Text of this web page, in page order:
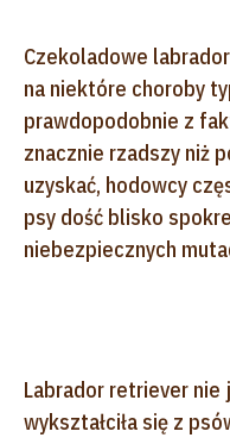
Czekoladowe
na niektóre choroby
prawdopodobnie z
znacznie rzadszy niż
uzyskać, hodowcy
psy dość blisko
niebezpiecznych
Labrador retriever nie
wykształciła się z